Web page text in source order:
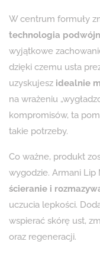
W centrum formuły
technologia
wyjątkowe
dzięki czemu usta
uzyskujesz idealnie
na wrażeniu
kompromisów, ta
takie potrzeby.
Co ważne, produkt
wygodzie. Armani Lip
ścieranie i
uczucia lepkości.
wspierać skórę ust,
oraz regeneracji.